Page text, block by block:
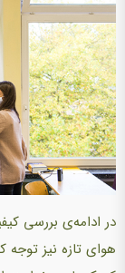
در ادامه‌ی بررسی
هوای تازه نیز توجه